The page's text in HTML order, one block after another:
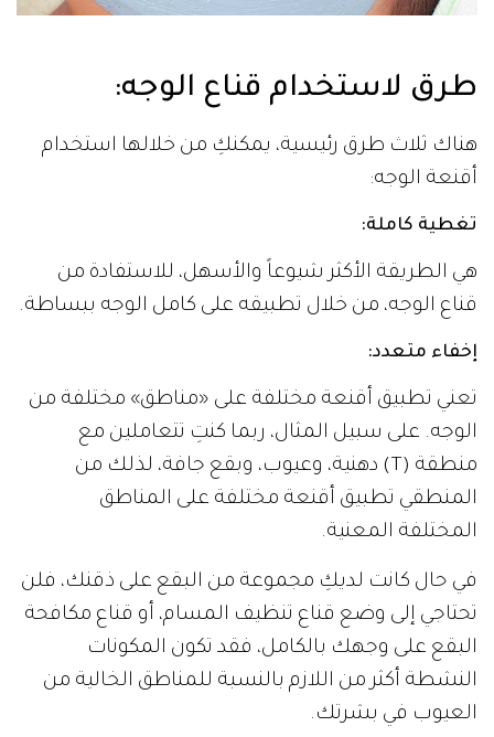
طرق لاستخدام قناع الوجه:
هناك ثلاث طرق رئيسية، يمكنكِ من خلالها استخدام
أقنعة الوجه:
تغطية كاملة:
هي الطريقة الأكثر شيوعاً والأسهل، للاستفادة من
قناع الوجه، من خلال تطبيقه على كامل الوجه ببساطة.
إخفاء متعدد:
تعني تطبيق أقنعة مختلفة على «مناطق» مختلفة من
الوجه. على سبيل المثال، ربما كنتِ تتعاملين مع
منطقة (T) دهنية، وعيوب، وبقع جافة، لذلك من
المنطقي تطبيق أقنعة مختلفة على المناطق
المختلفة المعنية.
في حال كانت لديكِ مجموعة من البقع على ذقنك، فلن
تحتاجي إلى وضع قناع تنظيف المسام، أو قناع مكافحة
البقع على وجهك بالكامل، فقد تكون المكونات
النشطة أكثر من اللازم بالنسبة للمناطق الخالية من
العيوب في بشرتك.